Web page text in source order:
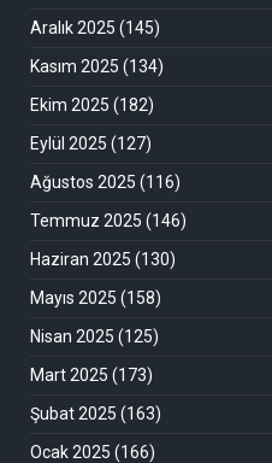
Aralık 2025 (145)
Kasım 2025 (134)
Ekim 2025 (182)
Eylül 2025 (127)
Ağustos 2025 (116)
Temmuz 2025 (146)
Haziran 2025 (130)
Mayıs 2025 (158)
Nisan 2025 (125)
Mart 2025 (173)
Şubat 2025 (163)
Ocak 2025 (166)